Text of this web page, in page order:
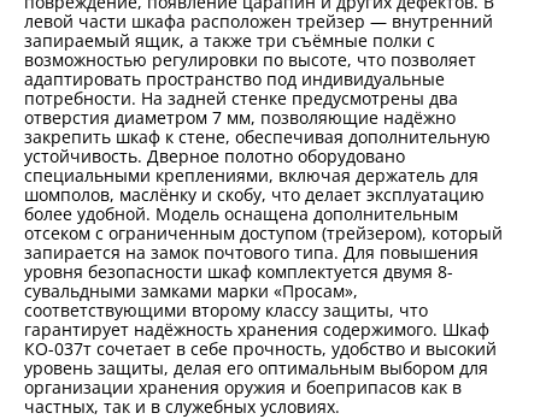
левой части шкафа расположен трейзер — внутренний
запираемый ящик, а также три съёмные полки с
возможностью регулировки по высоте, что позволяет
адаптировать пространство под индивидуальные
потребности. На задней стенке предусмотрены два
отверстия диаметром 7 мм, позволяющие надёжно
закрепить шкаф к стене, обеспечивая дополнительную
устойчивость. Дверное полотно оборудовано
специальными креплениями, включая держатель для
шомполов, маслёнку и скобу, что делает эксплуатацию
более удобной. Модель оснащена дополнительным
отсеком с ограниченным доступом (трейзером), который
запирается на замок почтового типа. Для повышения
уровня безопасности шкаф комплектуется двумя 8-
сувальдными замками марки «Просам»,
соответствующими второму классу защиты, что
гарантирует надёжность хранения содержимого. Шкаф
КО-037т сочетает в себе прочность, удобство и высокий
уровень защиты, делая его оптимальным выбором для
организации хранения оружия и боеприпасов как в
частных, так и в служебных условиях.